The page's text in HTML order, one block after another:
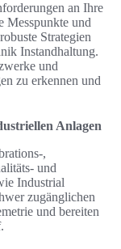
an Ihre
Messpunkte und
Strategien
Instandhaltung.
und
zu erkennen und
Anlagen
,
und
Industrial
zugänglichen
und bereiten